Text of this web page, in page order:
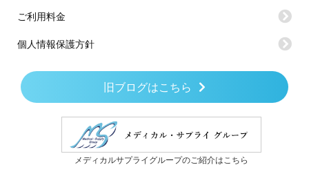
ご利用料金
個人情報保護方針
旧ブログはこちら
メディカルサプライグループのご紹介はこちら